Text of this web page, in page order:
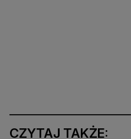
CZYTAJ TAKŻE: